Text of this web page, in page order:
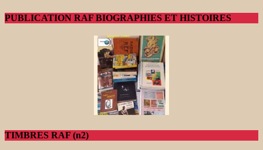
PUBLICATION RAF BIOGRAPHIES ET HISTOIRES
TIMBRES RAF (n2)